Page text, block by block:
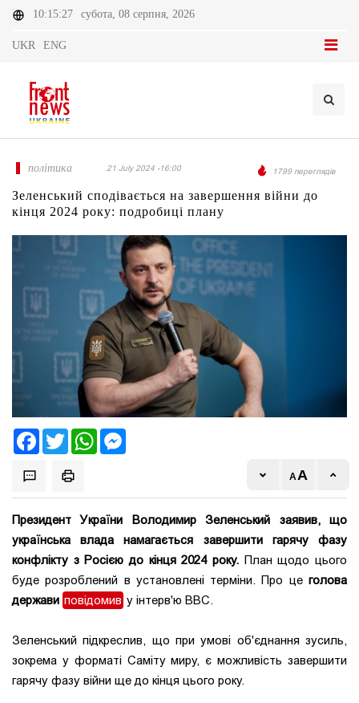
10:15:27 субота, 08 серпня, 2026
UKR ENG
політика 21 July 2024 -16:00 1799 переглядів
Зеленський сподівається на завершення війни до
кінця 2024 року: подробиці плану
FacebookTwitter WhatsApp
Президент України Володимир Зеленський заявив, що
українська влада намагається завершити гарячу фазу
конфлікту з Росією до кінця 2024 року. План щодо цього
буде розроблений в установлені терміни. Про це голова
держави повідомив у інтерв'ю BBC.
Зеленський підкреслив, що при умові об'єднання зусиль,
зокрема у форматі Саміту миру, є можливість завершити
гарячу фазу війни ще до кінця цього року.